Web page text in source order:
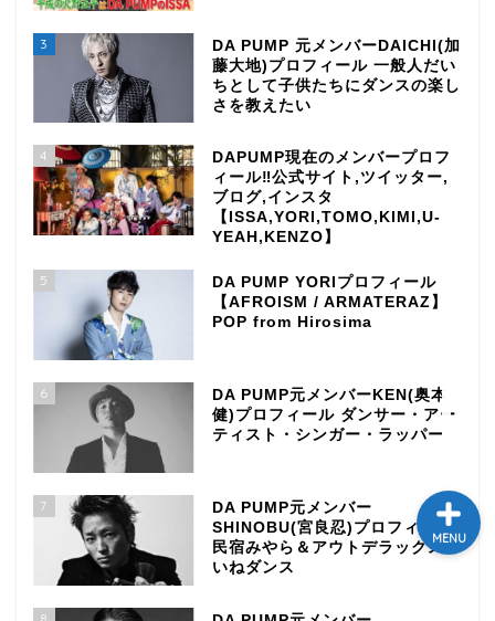
3
DA PUMP 元メンバーDAICHI(加
藤大地)プロフィール 一般人だい
ちとして子供たちにダンスの楽し
さを教えたい
4
DAPUMP現在のメンバープロフ
ィール‼公式サイト,ツイッター,
ブログ,インスタ
【ISSA,YORI,TOMO,KIMI,U-
YEAH,KENZO】
5
DA PUMP YORIプロフィール
【AFROISM / ARMATERAZ】
POP from Hirosima
6
DA PUMP元メンバーKEN(奥本
健)プロフィール ダンサー・アー
ティスト・シンガー・ラッパー
7
DA PUMP元メンバー
SHINOBU(宮良忍)プロフィール
民宿みやら＆アウトデラックスい
いねダンス
MENU
TOP
テレビ
ラジオ
メゾン・ド・ミュージック
～DA PUMP YORIの晴れ
ばれラジオ～
ライブ・イベント